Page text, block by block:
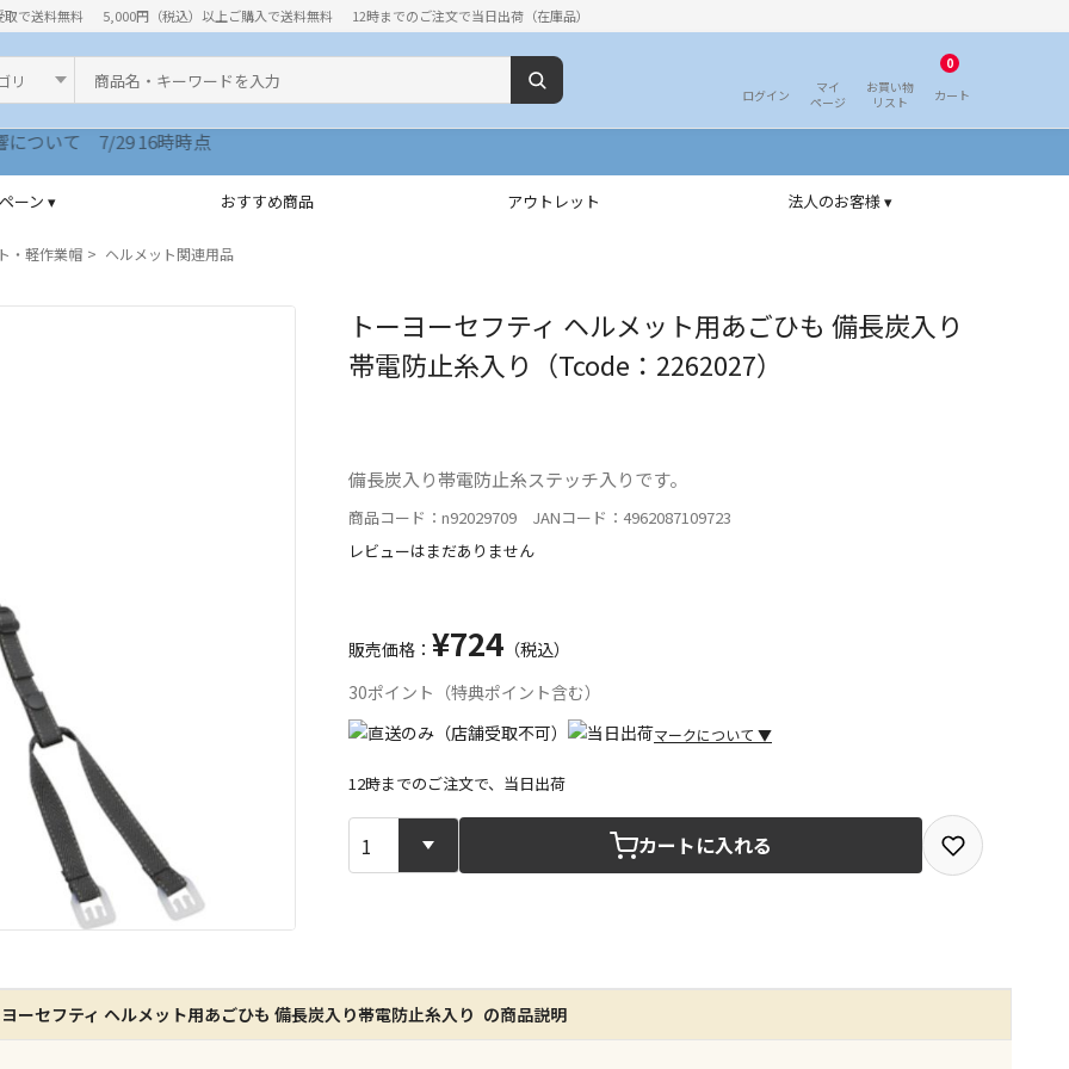
取で送料無料 5,000円（税込）以上ご購入で送料無料 12時までのご注文で当日出荷（在庫品）
ログイン
マイ
ページ
お買い物
リスト
0
カート
ーン ▾ おすすめ商品 アウトレット 法人のお客様 ▾
・軽作業帽 ヘルメット関連用品
トーヨーセフティ ヘルメット用あごひも 備長炭入り
帯電防止糸入り（Tcode：2262027）
備長炭入り帯電防止糸ステッチ入りです。
商品コード：n92029709 JANコード：4962087109723
レビューはまだありません
販売価格： ¥724 （税込）
30ポイント（特典ポイント含む）
マークについて ▼
宅配や店舗受取を選択できる商品です
特定の店舗のみで受取ができる商品です（宅配便でのお届けができませ
ん）
12時までのご注文で、当日出荷
カートに入れる
ーセフティ ヘルメット用あごひも 備長炭入り帯電防止糸入り の商品説明